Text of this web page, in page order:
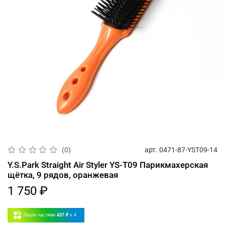
(0) арт. 0471-87-YST09-14
Y.S.Park Straight Air Styler YS-T09 Парикмахерская
щётка, 9 рядов, оранжевая
1 750 ₽
Плати частями 437 ₽ x 4